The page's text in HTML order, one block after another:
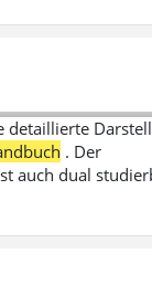
detaillierte
. Der
auch dual